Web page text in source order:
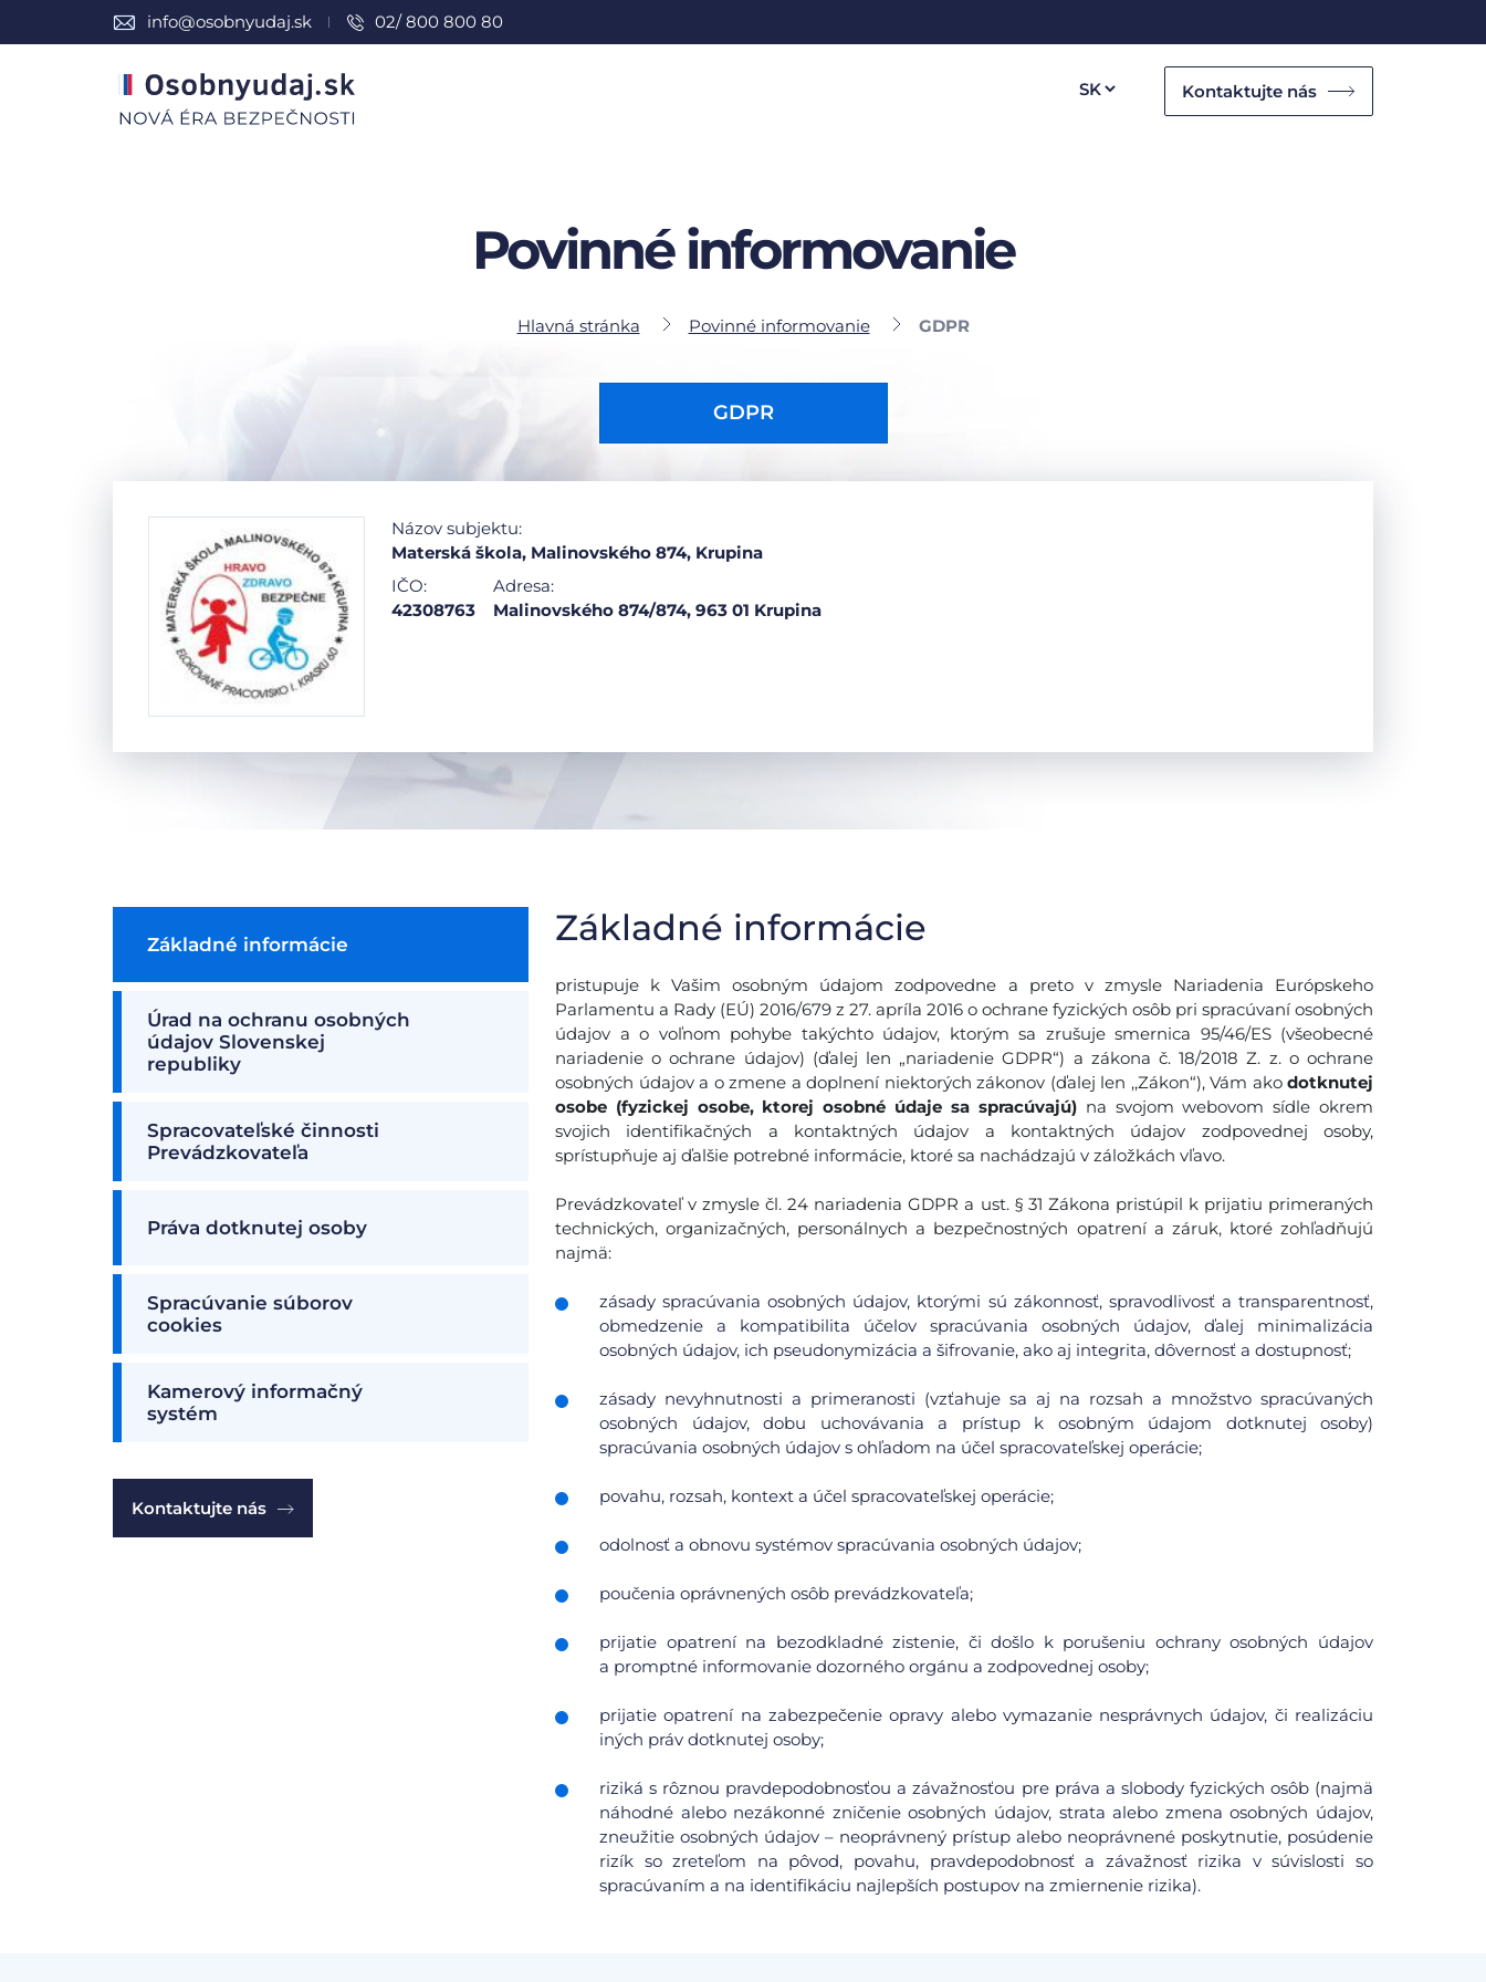
info@osobnyudaj.sk 02/ 800 800 80
Kontaktujte nás
Povinné informovanie
Hlavná stránka Povinné informovanie GDPR
GDPR
Názov subjektu:
Materská škola, Malinovského 874, Krupina
IČO:
42308763
Adresa:
Malinovského 874/874, 963 01 Krupina
Základné informácie
Úrad na ochranu osobných
údajov Slovenskej
republiky
Spracovateľské činnosti
Prevádzkovateľa
Práva dotknutej osoby
Spracúvanie súborov
cookies
Kamerový informačný
systém
Kontaktujte nás
Základné informácie
pristupuje k Vašim osobným údajom zodpovedne a preto v zmysle Nariadenia Európskeho
Parlamentu a Rady (EÚ) 2016/679 z 27. apríla 2016 o ochrane fyzických osôb pri spracúvaní osobných
údajov a o voľnom pohybe takýchto údajov, ktorým sa zrušuje smernica 95/46/ES (všeobecné
nariadenie o ochrane údajov) (ďalej len „nariadenie GDPR“) a zákona č. 18/2018 Z. z. o ochrane
osobných údajov a o zmene a doplnení niektorých zákonov (ďalej len ,,Zákon“), Vám ako dotknutej
osobe (fyzickej osobe, ktorej osobné údaje sa spracúvajú)na svojom webovom sídle okrem
svojich identifikačných a kontaktných údajov a kontaktných údajov zodpovednej osoby,
sprístupňuje aj ďalšie potrebné informácie, ktoré sa nachádzajú v záložkách vľavo.
Prevádzkovateľ v zmysle čl. 24 nariadenia GDPR a ust. § 31 Zákona pristúpil k prijatiu primeraných
technických, organizačných, personálnych a bezpečnostných opatrení a záruk, ktoré zohľadňujú
najmä:
zásady spracúvania osobných údajov, ktorými sú zákonnosť, spravodlivosť a transparentnosť,
obmedzenie a kompatibilita účelov spracúvania osobných údajov, ďalej minimalizácia
osobných údajov, ich pseudonymizácia a šifrovanie, ako aj integrita, dôvernosť a dostupnosť;
zásady nevyhnutnosti a primeranosti (vzťahuje sa aj na rozsah a množstvo spracúvaných
osobných údajov, dobu uchovávania a prístup k osobným údajom dotknutej osoby)
spracúvania osobných údajov s ohľadom na účel spracovateľskej operácie;
povahu, rozsah, kontext a účel spracovateľskej operácie;
odolnosť a obnovu systémov spracúvania osobných údajov;
poučenia oprávnených osôb prevádzkovateľa;
prijatie opatrení na bezodkladné zistenie, či došlo k porušeniu ochrany osobných údajov
a promptné informovanie dozorného orgánu a zodpovednej osoby;
prijatie opatrení na zabezpečenie opravy alebo vymazanie nesprávnych údajov, či realizáciu
iných práv dotknutej osoby;
riziká s rôznou pravdepodobnosťou a závažnosťou pre práva a slobody fyzických osôb (najmä
náhodné alebo nezákonné zničenie osobných údajov, strata alebo zmena osobných údajov,
zneužitie osobných údajov – neoprávnený prístup alebo neoprávnené poskytnutie, posúdenie
rizík so zreteľom na pôvod, povahu, pravdepodobnosť a závažnosť rizika v súvislosti so
spracúvaním a na identifikáciu najlepších postupov na zmiernenie rizika).